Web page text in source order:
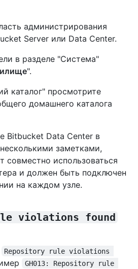
администрирования
Server или Data Center.
в разделе "Система"
".
каталог" просмотрите
домашнего каталога
Bitbucket Data Center в
заметками,
совместно использоваться
и должен быть подключен
на каждом узле.
violations found
Repository rule violations
GH013: Repository rule